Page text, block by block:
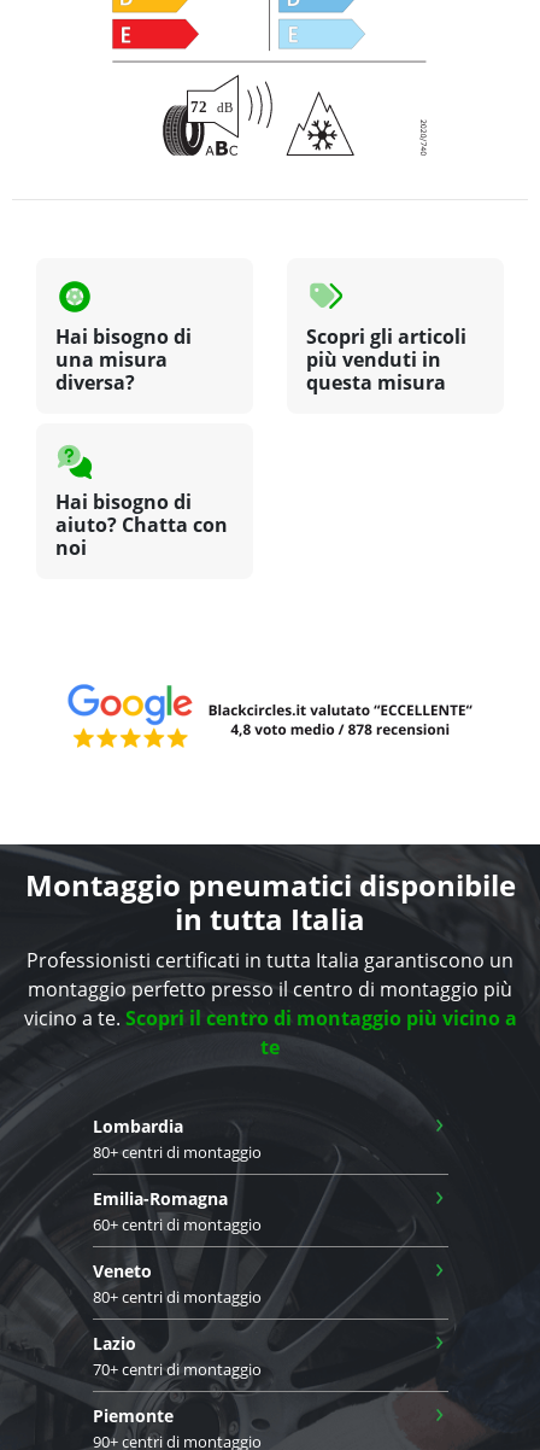
Hai bisogno di
una misura
diversa?
Scopri gli articoli
più venduti in
questa misura
Hai bisogno di
aiuto? Chatta con
noi
Montaggio pneumatici disponibile
in tutta Italia
Professionisti certificati in tutta Italia garantiscono un
montaggio perfetto presso il centro di montaggio più
vicino a te. Scopri il centro di montaggio più vicino a
te
Lombardia
80+ centri di montaggio
›
Emilia-Romagna
60+ centri di montaggio
›
Veneto
80+ centri di montaggio
›
Lazio
70+ centri di montaggio
›
Piemonte
90+ centri di montaggio
›